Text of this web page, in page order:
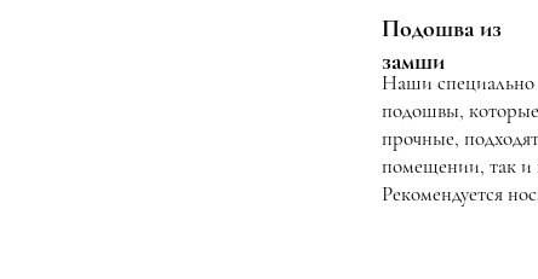
Подошва из
замши
Наши специально
подошвы,
прочные,
помещении, так и
Рекомендуется